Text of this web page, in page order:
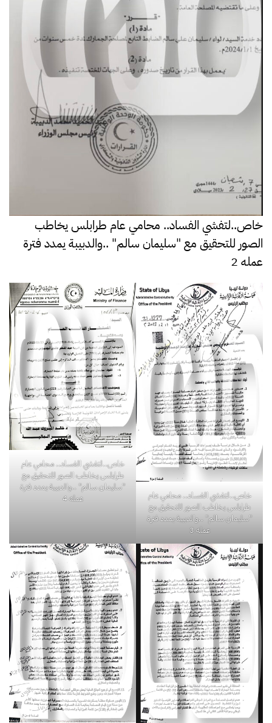
خاص..لتفشي الفساد.. محامي عام طرابلس يخاطب
الصور للتحقيق مع "سليمان سالم" ..والدبيبة يمدد فترة
عمله 2
خاص..لتفشي الفساد.. محامي عام
طرابلس يخاطب الصور للتحقيق مع
"سليمان سالم" ..والدبيبة يمدد فترة
عمله 3
خاص..لتفشي الفساد.. محامي عام
طرابلس يخاطب الصور للتحقيق مع
"سليمان سالم" ..والدبيبة يمدد فترة
عمله 4